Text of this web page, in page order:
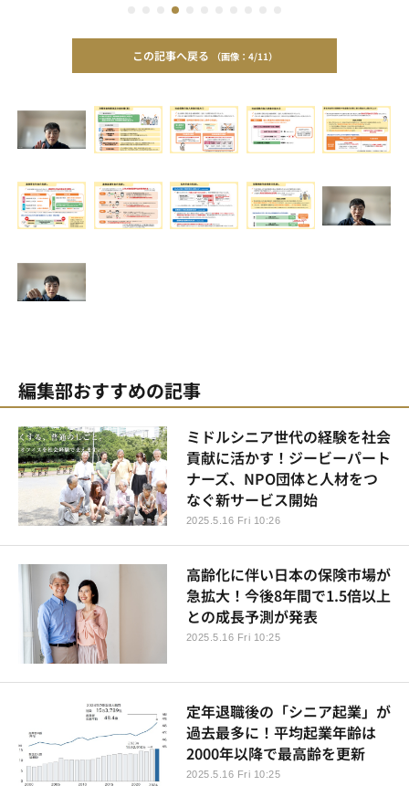
この記事へ戻る 4/11
編集部おすすめの記事
ミドルシニア世代の経験を社会
貢献に活かす！ジービーパート
ナーズ、NPO団体と人材をつ
なぐ新サービス開始
2025.5.16 Fri 10:26
高齢化に伴い日本の保険市場が
急拡大！今後8年間で1.5倍以上
との成長予測が発表
2025.5.16 Fri 10:25
定年退職後の「シニア起業」が
過去最多に！平均起業年齢は
2000年以降で最高齢を更新
2025.5.16 Fri 10:25